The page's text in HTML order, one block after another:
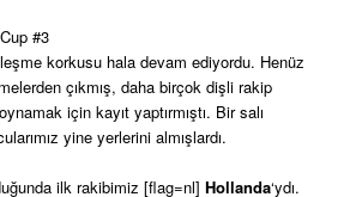
#3
korkusu hala devam ediyordu. Henüz
çıkmış, daha birçok dişli rakip
için kayıt yaptırmıştı. Bir salı
yine yerlerini almışlardı.
ilk rakibimiz [flag=nl]Hollanda‘ydı.